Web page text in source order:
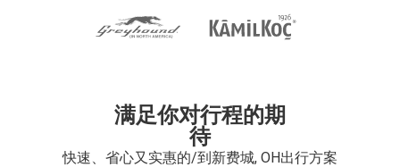
满足你对行程的期
待
快速、省心又实惠的/到新费城, OH出行方案